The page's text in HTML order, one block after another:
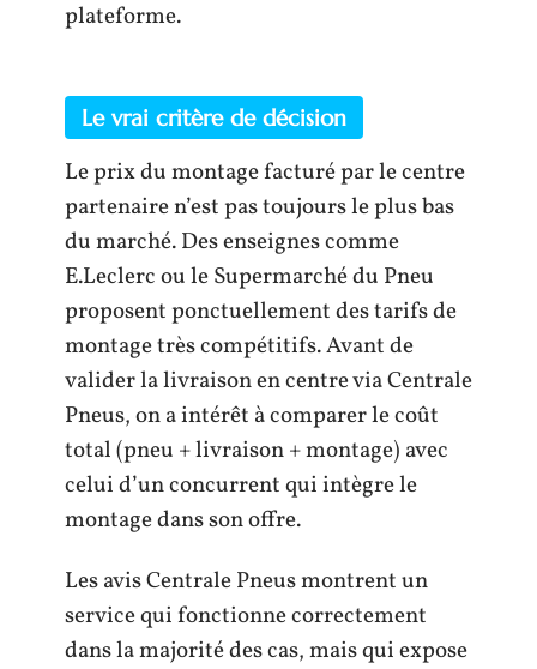
plateforme.
Le vrai critère de décision
Le prix du montage facturé par le centre
partenaire n’est pas toujours le plus bas
du marché. Des enseignes comme
E.Leclerc ou le Supermarché du Pneu
proposent ponctuellement des tarifs de
montage très compétitifs. Avant de
valider la livraison en centre via Centrale
Pneus, on a intérêt à comparer le coût
total (pneu + livraison + montage) avec
celui d’un concurrent qui intègre le
montage dans son offre.
Les avis Centrale Pneus montrent un
service qui fonctionne correctement
dans la majorité des cas, mais qui expose